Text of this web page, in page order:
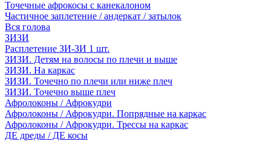
Точечные афрокосы с канекалоном
Частичное заплетение / андеркат / затылок
Вся голова
ЗИЗИ
Расплетение ЗИ-ЗИ 1 шт.
ЗИЗИ. Детям на волосы по плечи и выше
ЗИЗИ. На каркас
ЗИЗИ. Точечно по плечи или ниже плеч
ЗИЗИ. Точечно выше плеч
Афролоконы / Афрокудри
Афролоконы / Афрокудри. Попрядные на каркас
Афролоконы / Афрокудри. Трессы на каркас
ДЕ дреды / ДЕ косы